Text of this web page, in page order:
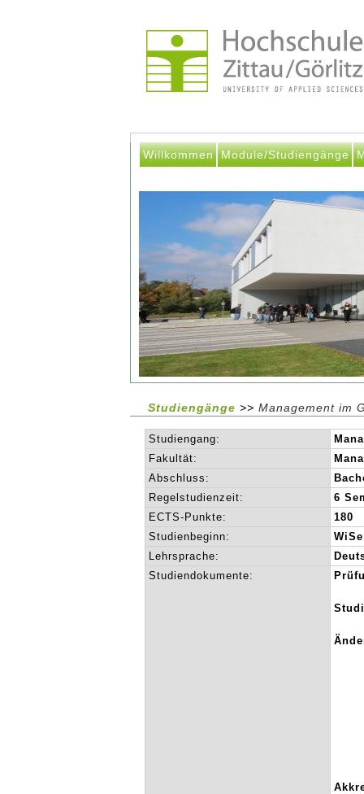
Willkommen Module/Studiengänge
Studiengänge >>Management im
Studiengang:
Fakultät:
Abschluss:
Regelstudienzeit:
6
ECTS-Punkte:
180
Studienbeginn:
WiSe
Lehrsprache:
Studiendokumente: